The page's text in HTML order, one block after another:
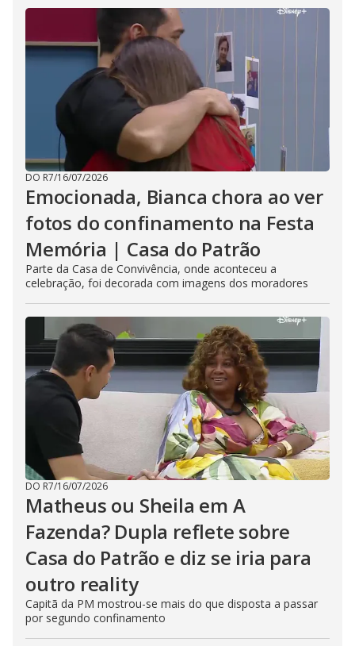
DO R7/16/07/2026
Emocionada, Bianca chora ao ver
fotos do confinamento na Festa
Memória | Casa do Patrão
Parte da Casa de Convivência, onde aconteceu a
celebração, foi decorada com imagens dos moradores
DO R7/16/07/2026
Matheus ou Sheila em A
Fazenda? Dupla reflete sobre
Casa do Patrão e diz se iria para
outro reality
Capitã da PM mostrou-se mais do que disposta a passar
por segundo confinamento